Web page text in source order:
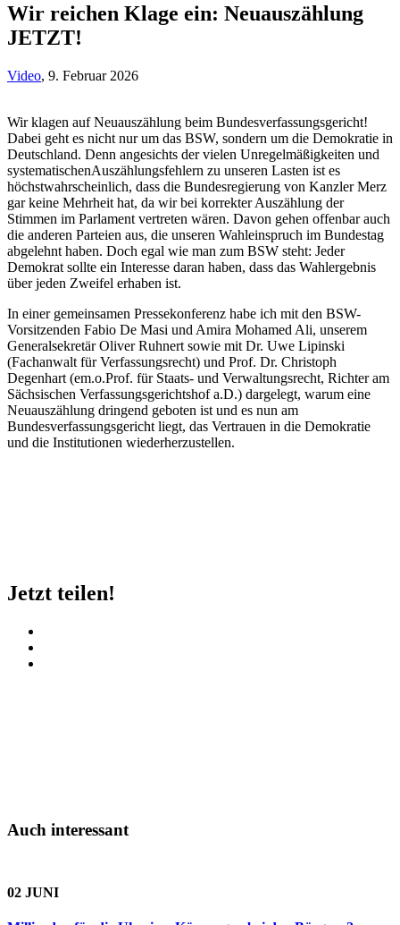
Wir reichen Klage ein: Neuauszählung
JETZT!
Video, 9. Februar 2026
Wir klagen auf Neuauszählung beim Bundesverfassungsgericht!
Dabei geht es nicht nur um das BSW, sondern um die Demokratie in
Deutschland. Denn angesichts der vielen Unregelmäßigkeiten und
systematischenAuszählungsfehlern zu unseren Lasten ist es
höchstwahrscheinlich, dass die Bundesregierung von Kanzler Merz
gar keine Mehrheit hat, da wir bei korrekter Auszählung der
Stimmen im Parlament vertreten wären. Davon gehen offenbar auch
die anderen Parteien aus, die unseren Wahleinspruch im Bundestag
abgelehnt haben. Doch egal wie man zum BSW steht: Jeder
Demokrat sollte ein Interesse daran haben, dass das Wahlergebnis
über jeden Zweifel erhaben ist.
In einer gemeinsamen Pressekonferenz habe ich mit den BSW-
Vorsitzenden Fabio De Masi und Amira Mohamed Ali, unserem
Generalsekretär Oliver Ruhnert sowie mit Dr. Uwe Lipinski
(Fachanwalt für Verfassungsrecht) und Prof. Dr. Christoph
Degenhart (em.o.Prof. für Staats- und Verwaltungsrecht, Richter am
Sächsischen Verfassungsgerichtshof a.D.) dargelegt, warum eine
Neuauszählung dringend geboten ist und es nun am
Bundesverfassungsgericht liegt, das Vertrauen in die Demokratie
und die Institutionen wiederherzustellen.
Jetzt teilen!
Auch interessant
02 JUNI